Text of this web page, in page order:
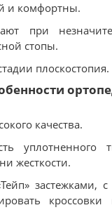
и комфортны.
при
стопы.
плоскостопия.
качества.
уплотненного
жесткости.
застежками,